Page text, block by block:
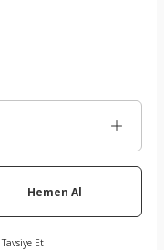
Hemen Al
Tavsiye Et